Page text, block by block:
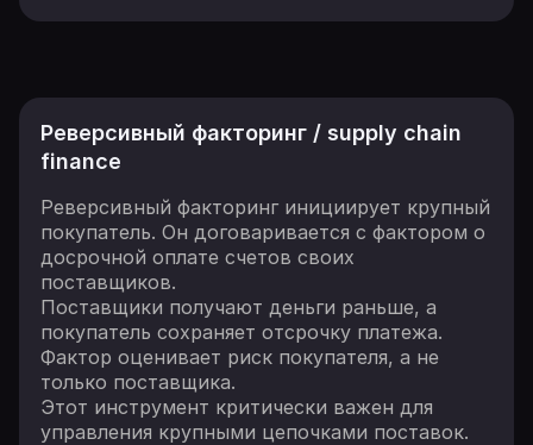
Реверсивный факторинг / supply chain
finance
Реверсивный факторинг инициирует крупный
покупатель. Он договаривается с фактором о
досрочной оплате счетов своих
поставщиков.
Поставщики получают деньги раньше, а
покупатель сохраняет отсрочку платежа.
Фактор оценивает риск покупателя, а не
только поставщика.
Этот инструмент критически важен для
управления крупными цепочками поставок.